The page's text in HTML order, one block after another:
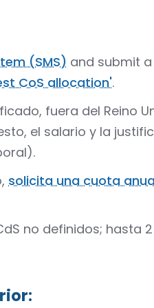
(SMS) and submit
CoS allocation'.
fuera del Reino
el salario y la
solicita una cuota
no definidos; hasta
: